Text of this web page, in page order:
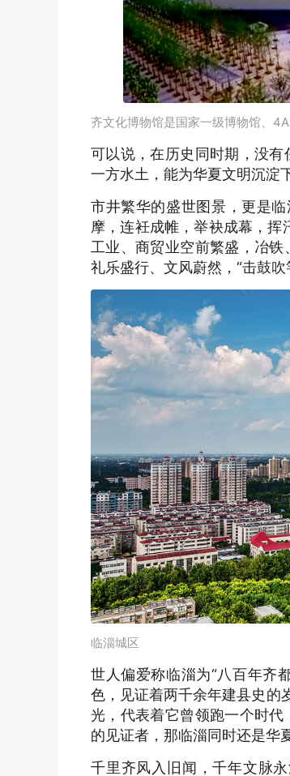
齐文化博物馆是国家一级博物馆、
可以说，在历史同时期，没
一方水土，能为华夏文明沉淀
市井繁华的盛世图景，更是
摩，连衽成帷，举袂成幕，
工业、商贸业空前繁盛，冶
礼乐盛行、文风蔚然，“击鼓
临淄城区
世人偏爱称临淄为“八百年齐
色，见证着两千余年建县史的
光，代表着它曾领跑一个时
的见证者，那临淄同时还是华
千里齐风入旧闻，千年文脉